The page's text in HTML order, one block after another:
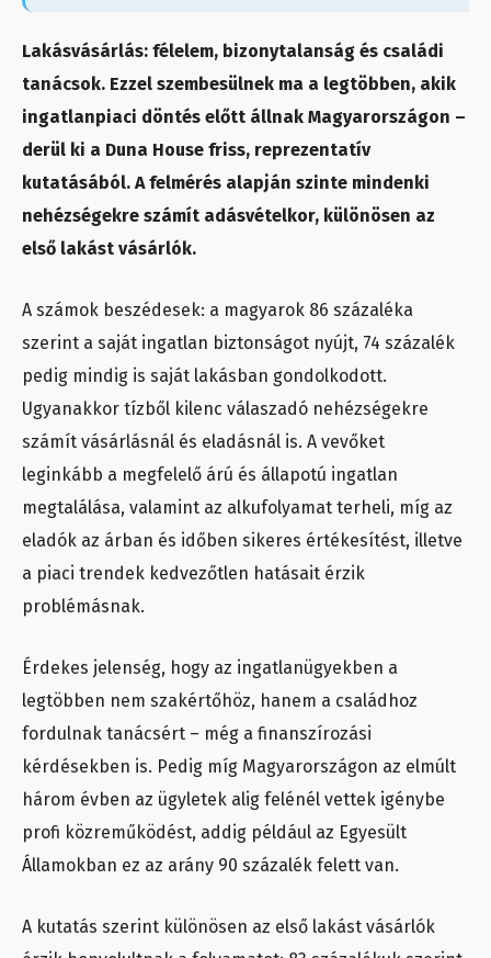
Lakásvásárlás: félelem, bizonytalanság és családi
tanácsok. Ezzel szembesülnek ma a legtöbben, akik
ingatlanpiaci döntés előtt állnak Magyarországon –
derül ki a Duna House friss, reprezentatív
kutatásából. A felmérés alapján szinte mindenki
nehézségekre számít adásvételkor, különösen az
első lakást vásárlók.
A számok beszédesek: a magyarok 86 százaléka
szerint a saját ingatlan biztonságot nyújt, 74 százalék
pedig mindig is saját lakásban gondolkodott.
Ugyanakkor tízből kilenc válaszadó nehézségekre
számít vásárlásnál és eladásnál is. A vevőket
leginkább a megfelelő árú és állapotú ingatlan
megtalálása, valamint az alkufolyamat terheli, míg az
eladók az árban és időben sikeres értékesítést, illetve
a piaci trendek kedvezőtlen hatásait érzik
problémásnak.
Érdekes jelenség, hogy az ingatlanügyekben a
legtöbben nem szakértőhöz, hanem a családhoz
fordulnak tanácsért – még a finanszírozási
kérdésekben is. Pedig míg Magyarországon az elmúlt
három évben az ügyletek alig felénél vettek igénybe
profi közreműködést, addig például az Egyesült
Államokban ez az arány 90 százalék felett van.
A kutatás szerint különösen az első lakást vásárlók